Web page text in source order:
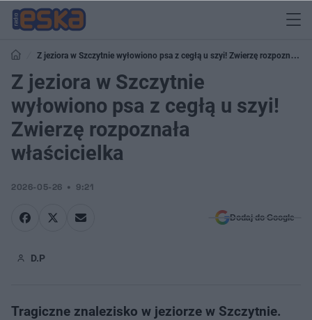
Z jeziora w Szczytnie wyłowiono psa z cegłą u szyi! Zwierzę rozpoznała
właścicielka
Z jeziora w Szczytnie
wyłowiono psa z cegłą u szyi!
Zwierzę rozpoznała
właścicielka
2026-05-26 9:21
Dodaj do Google
D.P
Tragiczne znalezisko w jeziorze w Szczytnie.